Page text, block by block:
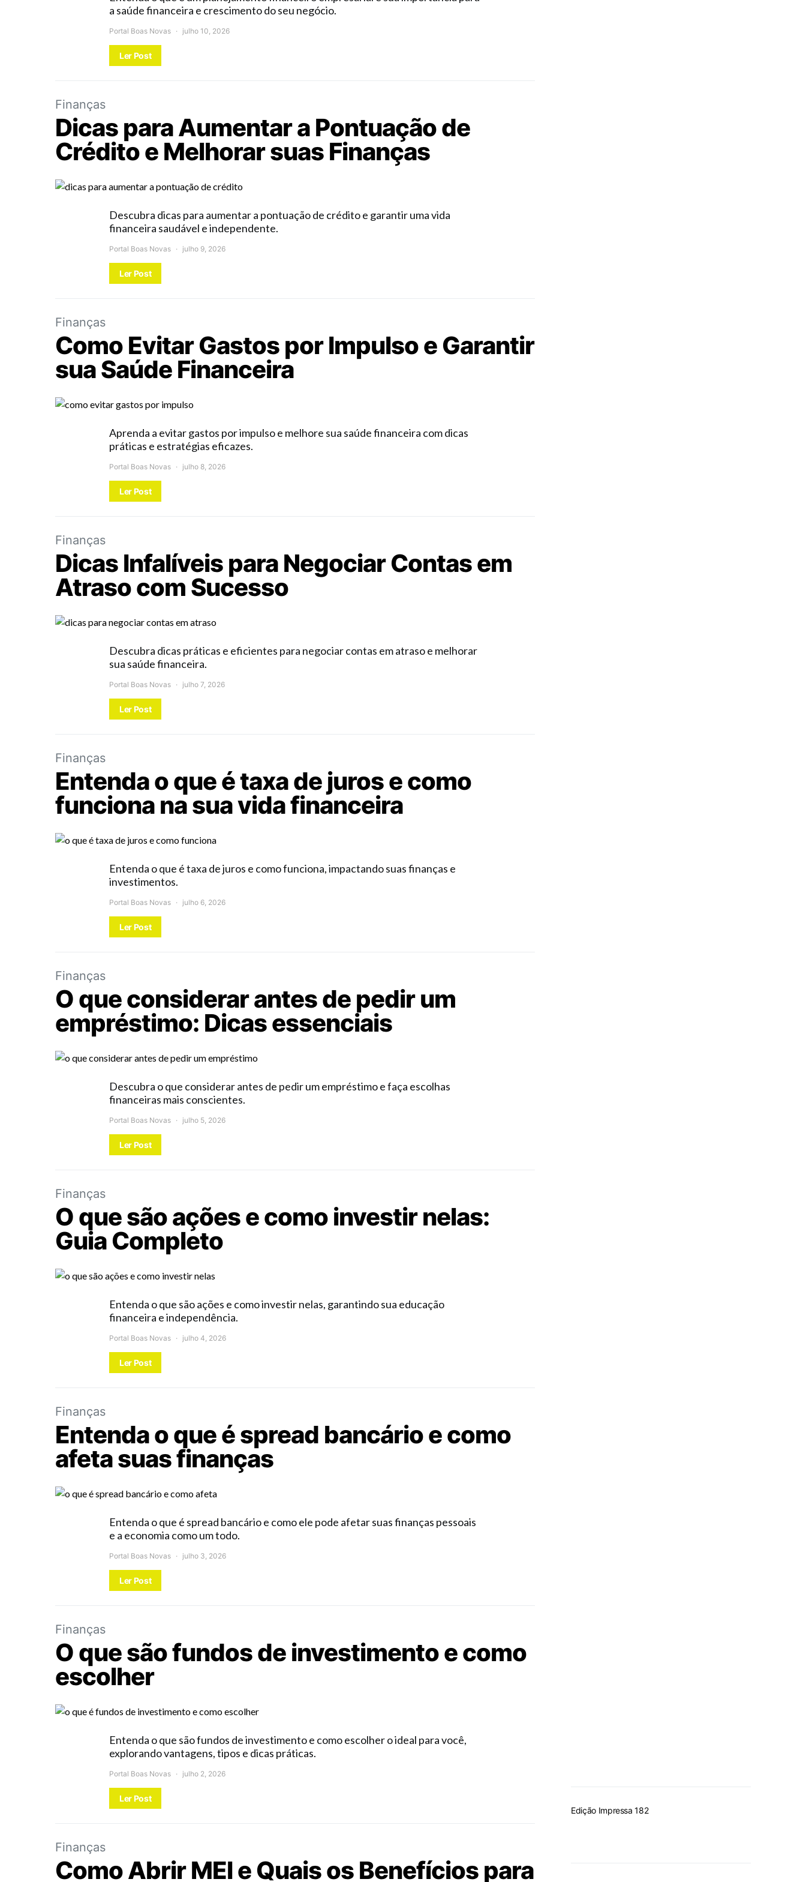
a saúde financeira e crescimento do seu negócio.
Portal Boas Novas julho 10, 2026
Ler Post
Finanças
Dicas para Aumentar a Pontuação de
Crédito e Melhorar suas Finanças
Descubra dicas para aumentar a pontuação de crédito e garantir uma vida
financeira saudável e independente.
Portal Boas Novas julho 9, 2026
Ler Post
Finanças
Como Evitar Gastos por Impulso e Garantir
sua Saúde Financeira
Aprenda a evitar gastos por impulso e melhore sua saúde financeira com dicas
práticas e estratégias eficazes.
Portal Boas Novas julho 8, 2026
Ler Post
Finanças
Dicas Infalíveis para Negociar Contas em
Atraso com Sucesso
Descubra dicas práticas e eficientes para negociar contas em atraso e melhorar
sua saúde financeira.
Portal Boas Novas julho 7, 2026
Ler Post
Finanças
Entenda o que é taxa de juros e como
funciona na sua vida financeira
Entenda o que é taxa de juros e como funciona, impactando suas finanças e
investimentos.
Portal Boas Novas julho 6, 2026
Ler Post
Finanças
O que considerar antes de pedir um
empréstimo: Dicas essenciais
Descubra o que considerar antes de pedir um empréstimo e faça escolhas
financeiras mais conscientes.
Portal Boas Novas julho 5, 2026
Ler Post
Finanças
O que são ações e como investir nelas:
Guia Completo
Entenda o que são ações e como investir nelas, garantindo sua educação
financeira e independência.
Portal Boas Novas julho 4, 2026
Ler Post
Finanças
Entenda o que é spread bancário e como
afeta suas finanças
Entenda o que é spread bancário e como ele pode afetar suas finanças pessoais
e a economia como um todo.
Portal Boas Novas julho 3, 2026
Ler Post
Finanças
O que são fundos de investimento e como
escolher
Entenda o que são fundos de investimento e como escolher o ideal para você,
explorando vantagens, tipos e dicas práticas.
Portal Boas Novas julho 2, 2026
Ler Post
Finanças
Como Abrir MEI e Quais os Benefícios para
Edição Impressa 182